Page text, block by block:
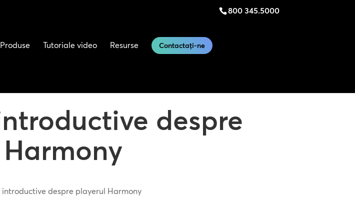
800 345.5000
Produse Tutoriale video Resurse Contactați-ne
despre
introductive despre playerul Harmony